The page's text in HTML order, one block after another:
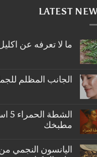
LATEST
ما لا تعرفه عن
على
ما
اكليل
الجبل
الجانب المظلم
على
الجانب
المظلم
مطبخك
تعليقات
اليانسون النجمي